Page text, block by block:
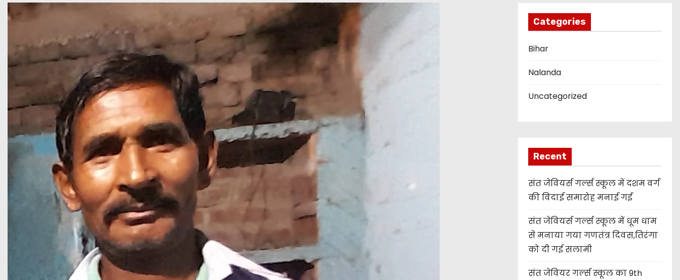
Categories
Bihar
Nalanda
Uncategorized
Recent
संत जेवियर्स गर्ल्स स्कूल में दशम वर्ग
की विदाई समारोह मनाई गई
संत जेवियर्स गर्ल्स स्कूल में धूम धाम
से मनाया गया गणतंत्र दिवस,तिरंगा
को दी गई सलामी
संत जेवियर गर्ल्स स्कूल का 9th